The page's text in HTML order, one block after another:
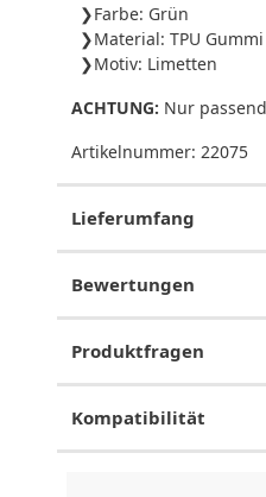
Farbe: Grün
Material: TPU Gummi
Motiv: Limetten
ACHTUNG: Nur
Artikelnummer: 22075
Lieferumfang
Bewertungen
Produktfragen
Kompatibilität